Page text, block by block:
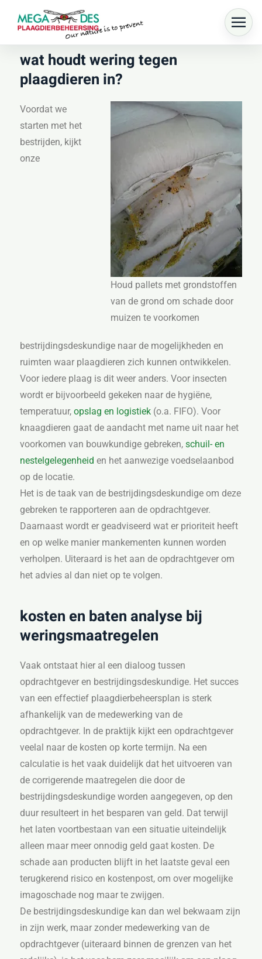
Skip to main content
wat houdt wering tegen
plaagdieren in?
Houd pallets met grondstoffen
van de grond om schade door
muizen te voorkomen
Voordat we
starten met het
bestrijden, kijkt
onze
bestrijdingsdeskundige naar de mogelijkheden en
ruimten waar plaagdieren zich kunnen ontwikkelen.
Voor iedere plaag is dit weer anders. Voor insecten
wordt er bijvoorbeeld gekeken naar de hygiëne,
temperatuur, opslag en logistiek (o.a. FIFO). Voor
knaagdieren gaat de aandacht met name uit naar het
voorkomen van bouwkundige gebreken, schuil- en
nestelgelegenheid en het aanwezige voedselaanbod
op de locatie.
Het is de taak van de bestrijdingsdeskundige om deze
gebreken te rapporteren aan de opdrachtgever.
Daarnaast wordt er geadviseerd wat er prioriteit heeft
en op welke manier mankementen kunnen worden
verholpen. Uiteraard is het aan de opdrachtgever om
het advies al dan niet op te volgen.
kosten en baten analyse bij
weringsmaatregelen
Vaak ontstaat hier al een dialoog tussen
opdrachtgever en bestrijdingsdeskundige. Het succes
van een effectief plaagdierbeheersplan is sterk
afhankelijk van de medewerking van de
opdrachtgever. In de praktijk kijkt een opdrachtgever
veelal naar de kosten op korte termijn. Na een
calculatie is het vaak duidelijk dat het uitvoeren van
de corrigerende maatregelen die door de
bestrijdingsdeskundige worden aangegeven, op den
duur resulteert in het besparen van geld. Dat terwijl
het laten voortbestaan van een situatie uiteindelijk
alleen maar meer onnodig geld gaat kosten. De
schade aan producten blijft in het laatste geval een
terugkerend risico en kostenpost, om over mogelijke
imagoschade nog maar te zwijgen.
De bestrijdingsdeskundige kan dan wel bekwaam zijn
in zijn werk, maar zonder medewerking van de
opdrachtgever (uiteraard binnen de grenzen van het